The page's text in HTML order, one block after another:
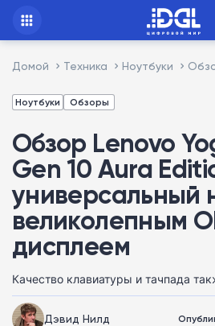
Домой Техника Ноутбуки
Ноутбуки Обзоры
Обзор Lenovo
Gen 10 Aura
универсальный
великолепным
дисплеем
Качество клавиатуры и тачпада
Дэвид Нилд